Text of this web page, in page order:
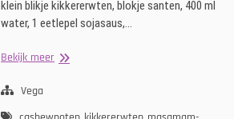
klein blikje kikkererwten, blokje santen, 400 ml
water, 1 eetlepel sojasaus,…
Bekijk meerThaise
Vega